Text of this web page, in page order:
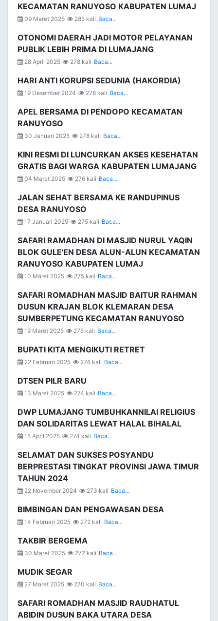
KECAMATAN RANUYOSO KABUPATEN LUMAJ
09 Maret 2025 285 kali Baca...
OTONOMI DAERAH JADI MOTOR PELAYANAN
PUBLIK LEBIH PRIMA DI LUMAJANG
28 April 2025 278 kali Baca...
HARI ANTI KORUPSI SEDUNIA (HAKORDIA)
19 Desember 2024 278 kali Baca...
APEL BERSAMA DI PENDOPO KECAMATAN
RANUYOSO
30 Januari 2025 278 kali Baca...
KINI RESMI DI LUNCURKAN AKSES KESEHATAN
GRATIS BAGI WARGA KABUPATEN LUMAJANG
04 Maret 2025 276 kali Baca...
JALAN SEHAT BERSAMA KE RANDUPINUS
DESA RANUYOSO
17 Januari 2025 275 kali Baca...
SAFARI RAMADHAN DI MASJID NURUL YAQIN
BLOK GULE'EN DESA ALUN-ALUN KECAMATAN
RANUYOSO KABUPATEN LUMAJ
10 Maret 2025 275 kali Baca...
SAFARI ROMADHAN MASJID BAITUR RAHMAN
DUSUN KRAJAN BLOK KLEMARAN DESA
SUMBERPETUNG KECAMATAN RANUYOSO
19 Maret 2025 275 kali Baca...
BUPATI KITA MENGIKUTI RETRET
22 Februari 2025 274 kali Baca...
DTSEN PILR BARU
13 Maret 2025 274 kali Baca...
DWP LUMAJANG TUMBUHKANNILAI RELIGIUS
DAN SOLIDARITAS LEWAT HALAL BIHALAL
15 April 2025 274 kali Baca...
SELAMAT DAN SUKSES POSYANDU
BERPRESTASI TINGKAT PROVINSI JAWA TIMUR
TAHUN 2024
22 November 2024 273 kali Baca...
BIMBINGAN DAN PENGAWASAN DESA
14 Februari 2025 272 kali Baca...
TAKBIR BERGEMA
30 Maret 2025 272 kali Baca...
MUDIK SEGAR
27 Maret 2025 270 kali Baca...
SAFARI ROMADHAN MASJID RAUDHATUL
ABIDIN DUSUN BAKA UTARA DESA